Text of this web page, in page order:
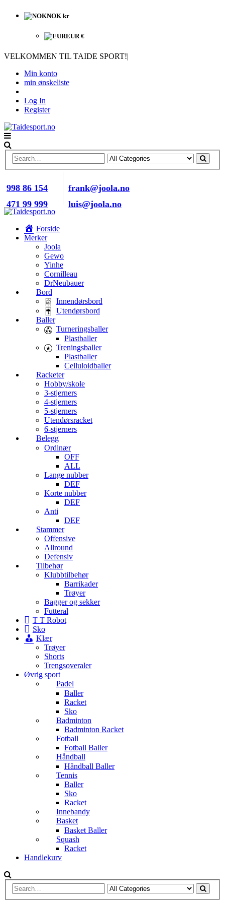
NOK kr
EUR €
VELKOMMEN TIL TAIDE SPORT!|
Min konto
min ønskeliste
Log In
Register
998 86 154
471 99 999
frank@joola.no
luis@joola.no
Forside
Merker
Joola
Gewo
Yinhe
Cornilleau
DrNeubauer
Bord
Innendørsbord
Utendørsbord
Baller
Turneringsballer
Plastballer
Treningsballer
Plastballer
Celluloidballer
Racketer
Hobby/skole
3-stjerners
4-stjerners
5-stjerners
Utendørsracket
6-stjerners
Belegg
Ordinær
OFF
ALL
Lange nubber
DEF
Korte nubber
DEF
Anti
DEF
Stammer
Offensive
Allround
Defensiv
Tilbehør
Klubbtilbehør
Barrikader
Trøyer
Bagger og sekker
Futteral
T T Robot
Sko
Klær
Trøyer
Shorts
Trengsoveraler
Øvrig sport
Padel
Baller
Racket
Sko
Badminton
Badminton Racket
Fotball
Fotball Baller
Håndball
Håndball Baller
Tennis
Baller
Sko
Racket
Innebandy
Basket
Basket Baller
Squash
Racket
Handlekurv